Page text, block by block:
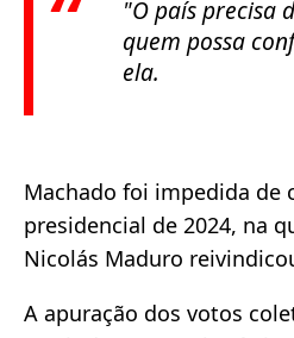
"O país precisa
quem possa
ela.
Machado foi impedida de
presidencial de 2024, na
Nicolás Maduro
A apuração dos votos